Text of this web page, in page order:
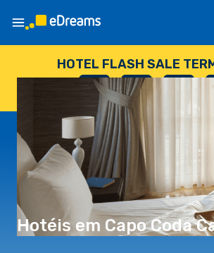
HOTEL FLASH SALE
--
DIAS
: --
HORAS
:
Hotéis em Capo Coda